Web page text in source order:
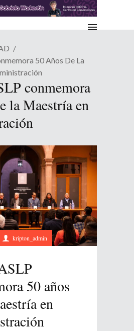
50 Años De La
conmemora
la Maestría en
kripton_admin
50 años
en